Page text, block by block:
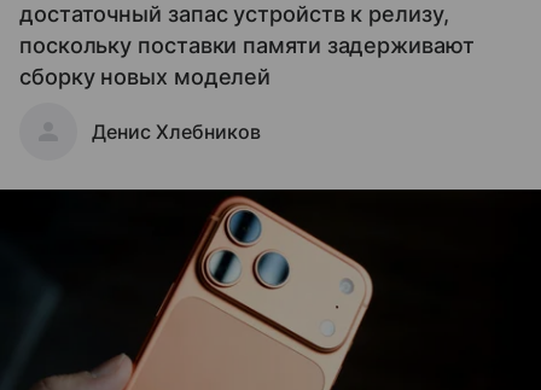
достаточный запас устройств к релизу,
поскольку поставки памяти задерживают
сборку новых моделей
Денис Хлебников